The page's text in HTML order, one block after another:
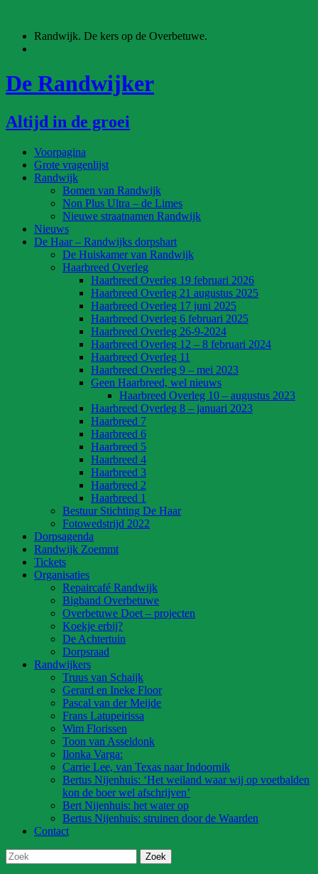
inhoud
Randwijk. De kers op de Overbetuwe.
De Randwijker
Altijd in de groei
Voorpagina
Grote vragenlijst
Randwijk
Bomen van Randwijk
Non Plus Ultra – de Limes
Nieuwe straatnamen Randwijk
Nieuws
De Haar – Randwijks dorpshart
De Huiskamer van Randwijk
Haarbreed Overleg
Haarbreed Overleg 19 februari 2026
Haarbreed Overleg 21 augustus 2025
Haarbreed Overleg 17 juni 2025
Haarbreed Overleg 6 februari 2025
Haarbreed Overleg 26-9-2024
Haarbreed Overleg 12 – 8 februari 2024
Haarbreed Overleg 11
Haarbreed Overleg 9 – mei 2023
Geen Haarbreed, wel nieuws
Haarbreed Overleg 10 – augustus 2023
Haarbreed Overleg 8 – januari 2023
Haarbreed 7
Haarbreed 6
Haarbreed 5
Haarbreed 4
Haarbreed 3
Haarbreed 2
Haarbreed 1
Bestuur Stichting De Haar
Fotowedstrijd 2022
Dorpsagenda
Randwijk Zoemmt
Tickets
Organisaties
Repaircafé Randwijk
Bigband Overbetuwe
Overbetuwe Doet – projecten
Koekje erbij?
De Achtertuin
Dorpsraad
Randwijkers
Truus van Schaijk
Gerard en Ineke Floor
Pascal van der Meijde
Frans Latupeirissa
Wim Florissen
Toon van Asseldonk
Ilonka Varga:
Carrie Lee, van Texas naar Indoornik
Bertus Nijenhuis: ‘Het weiland waar wij op voetbalden
kon de boer wel afschrijven’
Bert Nijenhuis: het water op
Bertus Nijenhuis: struinen door de Waarden
Contact